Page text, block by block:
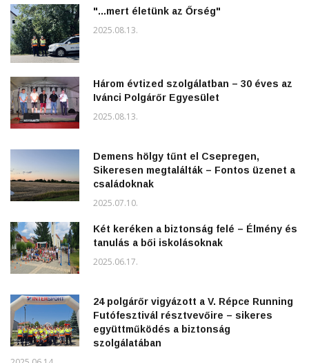
"...mert életünk az Őrség"
2025.08.13.
Három évtized szolgálatban – 30 éves az
Ivánci Polgárőr Egyesület
2025.08.13.
Demens hölgy tűnt el Csepregen,
Sikeresen megtalálták – Fontos üzenet a
családoknak
2025.07.10.
Két keréken a biztonság felé – Élmény és
tanulás a bői iskolásoknak
2025.06.17.
24 polgárőr vigyázott a V. Répce Running
Futófesztivál résztvevőire – sikeres
együttműködés a biztonság
szolgálatában